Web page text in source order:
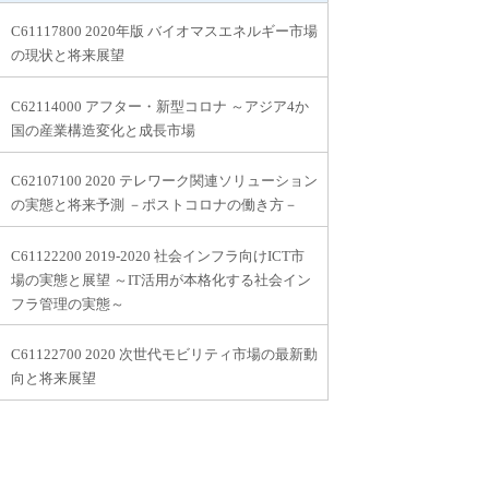
C61117800 2020年版 バイオマスエネルギー市場
の現状と将来展望
C62114000 アフター・新型コロナ ～アジア4か
国の産業構造変化と成長市場
C62107100 2020 テレワーク関連ソリューション
の実態と将来予測 －ポストコロナの働き方－
C61122200 2019-2020 社会インフラ向けICT市
場の実態と展望 ～IT活用が本格化する社会イン
フラ管理の実態～
C61122700 2020 次世代モビリティ市場の最新動
向と将来展望